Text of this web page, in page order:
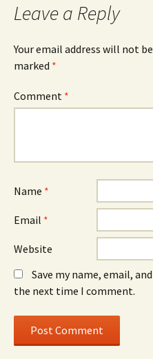
Leave a Reply
Your email address will not
marked *
Comment *
Name *
Email *
Website
Save my name, email,
the next time I comment.